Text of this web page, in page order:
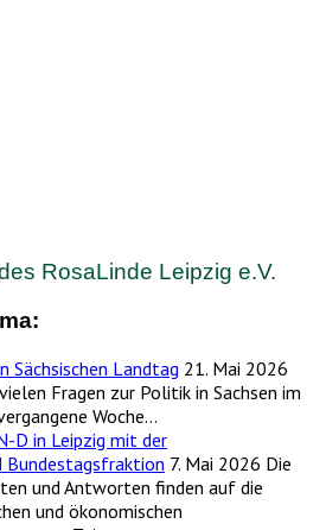
RosaLinde Leipzig e.V.
Sächsischen Landtag 21. Mai 2026
Fragen zur Politik in Sachsen im
Woche…
D in Leipzig mit der
Bundestagsfraktion 7. Mai 2026 Die
und Antworten finden auf die
und ökonomischen